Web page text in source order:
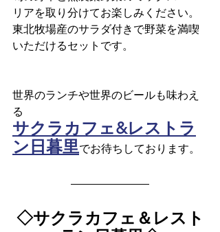
リアを取り分けてお楽しみください。
東北牧場産のサラダ付きで野菜を満喫
いただけるセットです。
世界のランチや世界のビールも味わえ
る
サクラカフェ&レストラ
ン日暮里でお待ちしております。
◇サクラカフェ＆レスト